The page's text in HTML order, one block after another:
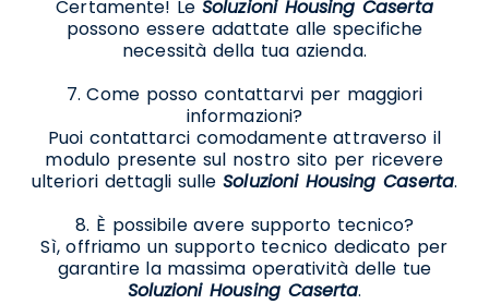
Certamente! Le Soluzioni Housing Caserta
possono essere adattate alle specifiche
necessità della tua azienda.
7. Come posso contattarvi per maggiori
informazioni?
Puoi contattarci comodamente attraverso il
modulo presente sul nostro sito per ricevere
ulteriori dettagli sulleSoluzioni Housing Caserta.
8. È possibile avere supporto tecnico?
Sì, offriamo un supporto tecnico dedicato per
garantire la massima operatività delle tue
Soluzioni Housing Caserta.